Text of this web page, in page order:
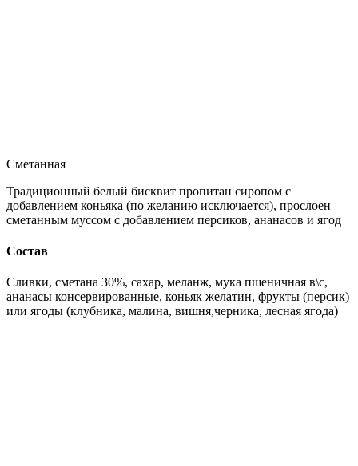
Сметанная
Традиционный белый бисквит пропитан сиропом с
добавлением коньяка (по желанию исключается), прослоен
сметанным муссом с добавлением персиков, ананасов и ягод
Состав
Сливки, сметана 30%, сахар, меланж, мука пшеничная в\с,
ананасы консервированные, коньяк желатин, фрукты (персик)
или ягоды (клубника, малина, вишня,черника, лесная ягода)